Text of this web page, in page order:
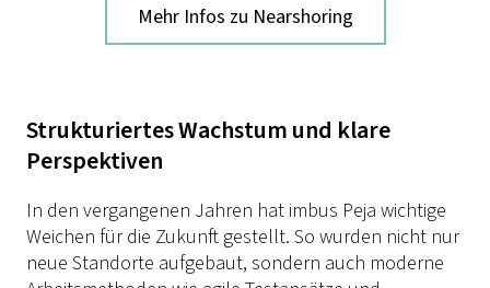
Mehr Infos zu Nearshoring
Strukturiertes Wachstum und klare
Perspektiven
In den vergangenen Jahren hat imbus Peja wichtige
Weichen für die Zukunft gestellt. So wurden nicht nur
neue Standorte aufgebaut, sondern auch moderne